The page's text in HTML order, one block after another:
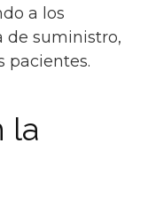
a los
de suministro,
pacientes.
la